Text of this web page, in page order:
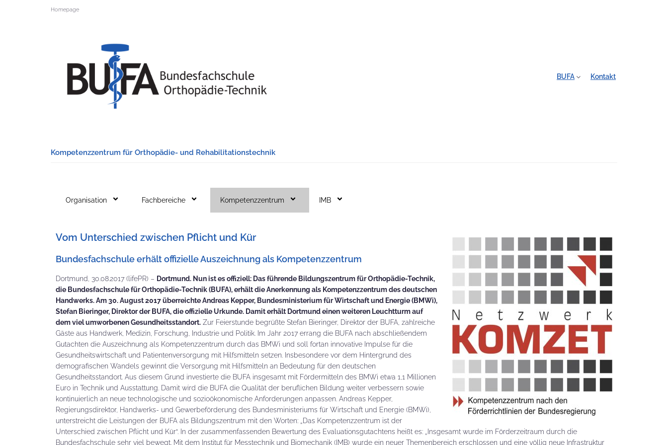
Homepage
BUFA Kontakt
Kompetenzzentrum für Orthopädie- und Rehabilitationstechnik
Organisation Fachbereiche Kompetenzzentrum IMB
Vom Unterschied zwischen Pflicht und Kür
Bundesfachschule erhält offizielle Auszeichnung als Kompetenzzentrum
Dortmund, 30.08.2017 (lifePR) – Dortmund. Nun ist es offiziell: Das führende Bildungszentrum für Orthopädie-Technik,
die Bundesfachschule für Orthopädie-Technik (BUFA), erhält die Anerkennung als Kompetenzzentrum des deutschen
Handwerks. Am 30. August 2017 überreichte Andreas Kepper, Bundesministerium für Wirtschaft und Energie (BMWi),
Stefan Bieringer, Direktor der BUFA, die offizielle Urkunde. Damit erhält Dortmund einen weiteren Leuchtturm auf
dem viel umworbenen Gesundheitsstandort. Zur Feierstunde begrüßte Stefan Bieringer, Direktor der BUFA, zahlreiche
Gäste aus Handwerk, Medizin, Forschung, Industrie und Politik. Im Jahr 2017 errang die BUFA nach abschließendem
Gutachten die Auszeichnung als Kompetenzzentrum durch das BMWi und soll fortan innovative Impulse für die
Gesundheitswirtschaft und Patientenversorgung mit Hilfsmitteln setzen. Insbesondere vor dem Hintergrund des
demografischen Wandels gewinnt die Versorgung mit Hilfsmitteln an Bedeutung für den deutschen
Gesundheitsstandort. Aus diesem Grund investierte die BUFA insgesamt mit Fördermitteln des BMWi etwa 1,1 Millionen
Euro in Technik und Ausstattung. Damit wird die BUFA die Qualität der beruflichen Bildung weiter verbessern sowie
kontinuierlich an neue technologische und sozioökonomische Anforderungen anpassen. Andreas Kepper,
Regierungsdirektor, Handwerks- und Gewerbeförderung des Bundesministeriums für Wirtschaft und Energie (BMWi),
unterstreicht die Leistungen der BUFA als Bildungszentrum mit den Worten: „Das Kompetenzzentrum ist der
Unterschied zwischen Pflicht und Kür“. In der zusammenfassenden Bewertung des Evaluationsgutachtens heißt es: „Insgesamt wurde im Förderzeitraum durch die
Bundesfachschule sehr viel bewegt. Mit dem Institut für Messtechnik und Biomechanik (IMB) wurde ein neuer Themenbereich erschlossen und eine völlig neue Infrastruktur